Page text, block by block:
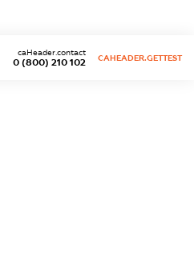
0 (800) 210 102
caHeader.contact
CAHEADER.GETTEST